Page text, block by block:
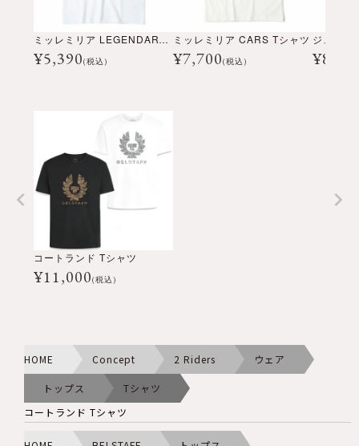
ミッレミリア LEGENDARY Tシャツ
¥5,390(税込)
ミッレミリア CARS Tシャツ
¥7,700(税込)
ジュール
¥
コートランド Tシャツ
¥11,000(税込)
HOME Concept 2 Riders ウェア
トップス
Tシャツ
コートランド Tシャツ